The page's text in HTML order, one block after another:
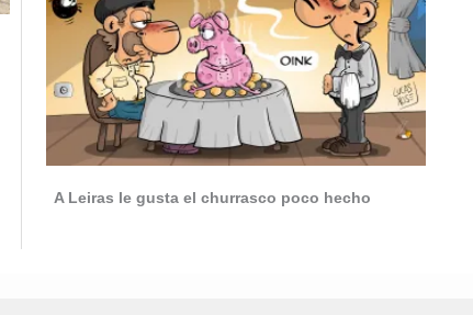
A Leiras le gusta el churrasco poco hecho